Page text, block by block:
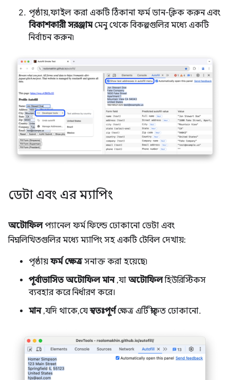
পৃষ্ঠায়, ফাইল করা একটি ঠিকানা ফর্ম ডান-ক্লিক করুন এবং
বিকাশকারী সরঞ্জামমেনু থেকে বিকল্পগুলির মধ্যে একটি
নির্বাচন করুন৷
ডেটা এবং এর ম্যাপিং
অটোফিলপ্যানেল ফর্ম ফিল্ডে ঢোকানো ডেটা এবং
নিম্নলিখিতগুলির মধ্যে ম্যাপিং সহ একটি টেবিল দেখায়:
পৃষ্ঠায় ফর্ম ক্ষেত্রসনাক্ত করা হয়েছে৷
পূর্বাভাসিত অটোফিল মান, যা অটোফিলহিউরিস্টিকস
ব্যবহার করে নির্ধারণ করে।
মান, যদি থাকে, যেস্বতঃপূর্ণক্ষেত্র এটি স্বীকৃত ঢোকানো.